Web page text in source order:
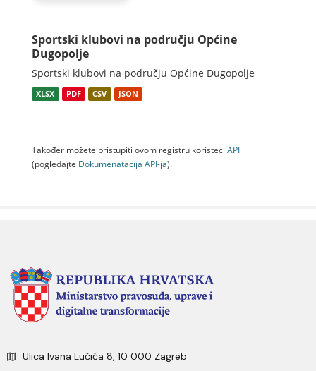
Sportski klubovi na području Općine
Dugopolje
Sportski klubovi na području Općine Dugopolje
XLSX PDF CSV JSON
Također možete pristupiti ovom registru koristeći API
(pogledajte Dokumenаtаcijа API-jа).